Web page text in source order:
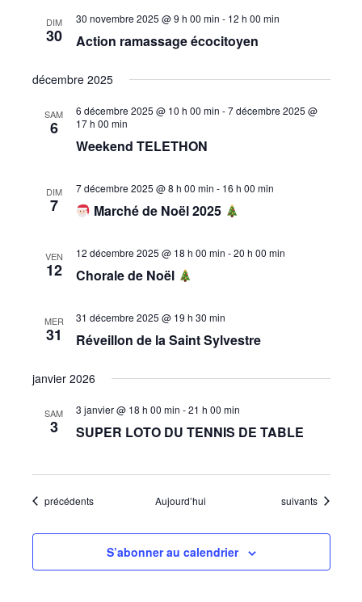
DIM
30
30 novembre 2025 @ 9 h 00 min - 12 h 00 min
Action ramassage écocitoyen
décembre 2025
SAM
6
6 décembre 2025 @ 10 h 00 min -7 décembre 2025 @
17 h 00 min
Weekend TELETHON
DIM
7
7 décembre 2025 @ 8 h 00 min - 16 h 00 min
Marché de Noël 2025
VEN
12
12 décembre 2025 @ 18 h 00 min -20 h 00 min
Chorale de Noël
MER
31
31 décembre 2025 @ 19 h 30 min
Réveillon de la Saint Sylvestre
janvier 2026
SAM
3
3 janvier @ 18 h 00 min -21 h 00 min
SUPER LOTO DU TENNIS DE TABLE
Évènements
précédents Aujourd’hui Évènements
suivants
S’abonner au calendrier